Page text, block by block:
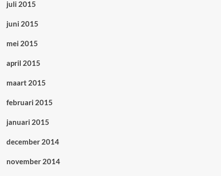
juli 2015
juni 2015
mei 2015
april 2015
maart 2015
februari 2015
januari 2015
december 2014
november 2014